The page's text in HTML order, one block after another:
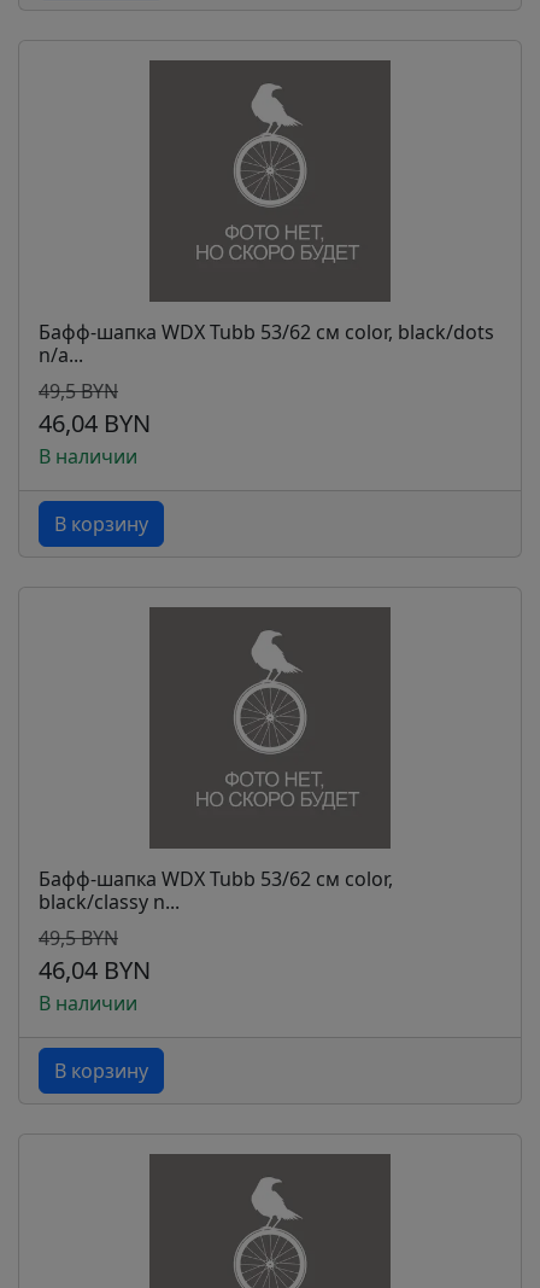
Бафф-шапка WDX Tubb 53/62 см color, black/dots
n/a...
49,5 BYN
46,04 BYN
В наличии
В корзину
Бафф-шапка WDX Tubb 53/62 см color,
black/classy n...
49,5 BYN
46,04 BYN
В наличии
В корзину